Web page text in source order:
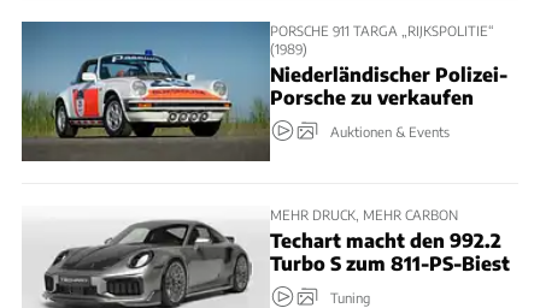
PORSCHE 911 TARGA „RIJKSPOLITIE“
(1989)
Niederländischer Polizei-
Porsche zu verkaufen
Auktionen & Events
MEHR DRUCK, MEHR CARBON
Techart macht den 992.2
Turbo S zum 811-PS-Biest
Tuning